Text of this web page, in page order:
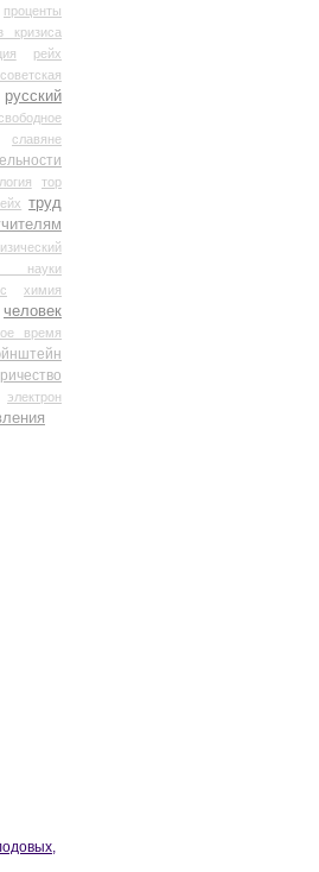
проценты
кризиса
рейх
русский
славяне
тор
труд
науки
химия
человек
время
электрон